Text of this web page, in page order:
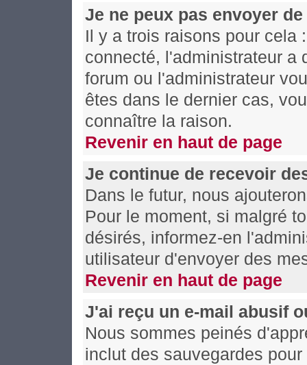
Je ne peux pas envoyer
Il y a trois raisons pour cela
connecté, l'administrateur a
forum ou l'administrateur
êtes dans le dernier cas,
connaître la raison.
Revenir en haut de page
Je continue de recevoir
Dans le futur, nous
Pour le moment, si malgré
désirés, informez-en
utilisateur d'envoyer des
Revenir en haut de page
J'ai reçu un e-mail abusif
Nous sommes peinés
inclut des sauvegardes